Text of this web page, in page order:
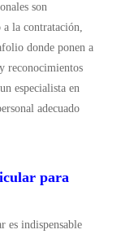
son
a la contratación,
donde ponen a
reconocimientos
especialista en
adecuado
para
es indispensable